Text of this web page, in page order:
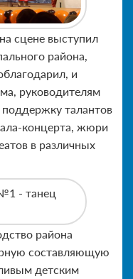
сцене выступил
района,
и
руководителям
поддержку талантов
концерта, жюри
в различных
района
составляющую
детским